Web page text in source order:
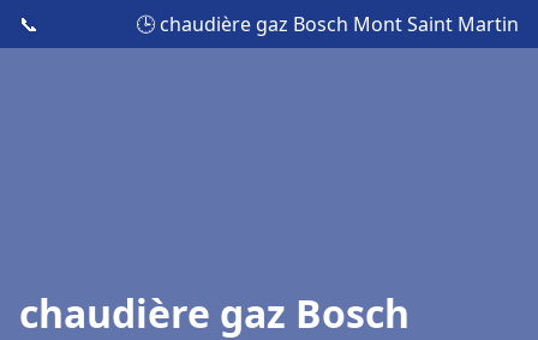
📞 🕒 chaudière gaz Bosch Mont Saint Martin
chaudière gaz Bosch